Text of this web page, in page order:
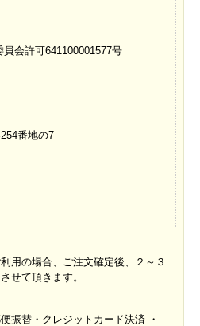
会許可641100001577号
番地の7
用の場合、ご注文確定後、２～３
せて頂きます。
振替・クレジットカード決済 ・